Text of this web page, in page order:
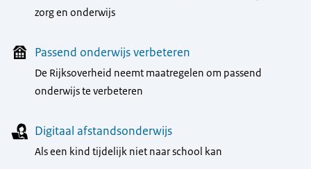
zorg en onderwijs
Passend onderwijs verbeteren
De Rijksoverheid neemt maatregelen om passend
onderwijs te verbeteren
Digitaal afstandsonderwijs
Als een kind tijdelijk niet naar school kan